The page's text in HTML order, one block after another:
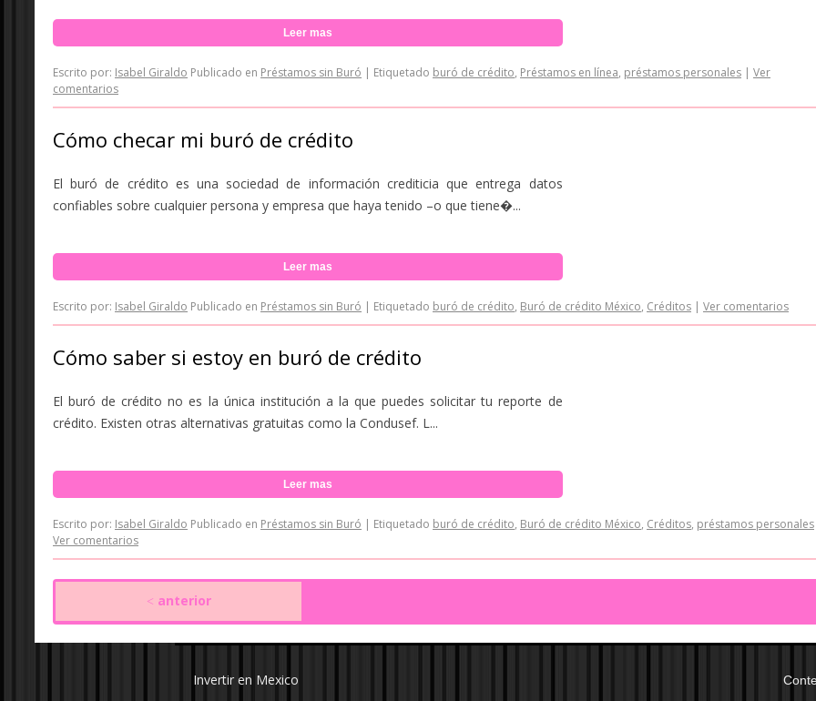
Leer mas
Escrito por: Isabel Giraldo Publicado en Préstamos sin Buró | Etiquetado buró de crédito, Préstamos en línea, préstamos personales | Ver
comentarios
Cómo checar mi buró de crédito
El buró de crédito es una sociedad de información crediticia que entrega datos
confiables sobre cualquier persona y empresa que haya tenido –o que tiene�...
Leer mas
Escrito por: Isabel Giraldo Publicado en Préstamos sin Buró | Etiquetado buró de crédito, Buró de crédito México, Créditos | Ver comentarios
Cómo saber si estoy en buró de crédito
El buró de crédito no es la única institución a la que puedes solicitar tu reporte de
crédito. Existen otras alternativas gratuitas como la Condusef. L...
Leer mas
Escrito por: Isabel Giraldo Publicado en Préstamos sin Buró | Etiquetado buró de crédito, Buró de crédito México, Créditos, préstamos personales
Ver comentarios
< anterior
Invertir en Mexico